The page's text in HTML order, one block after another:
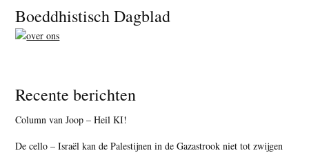
Footer
Boeddhistisch Dagblad
Recente berichten
Column van Joop – Heil KI!
De cello – Israël kan de Palestijnen in de Gazastrook niet tot zwijgen